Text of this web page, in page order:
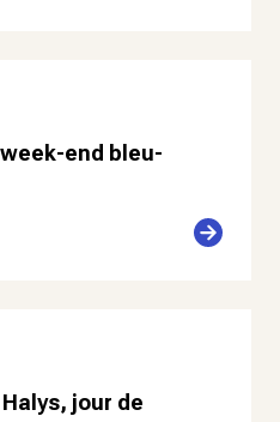
week-end bleu-
jour de